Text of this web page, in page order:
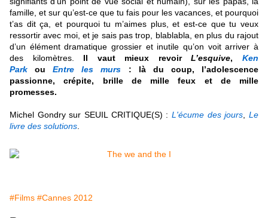
famille, et sur qu’est-ce que tu fais pour les vacances, et pourquoi
t’as dit ça, et pourquoi tu m’aimes plus, et est-ce que tu veux
ressortir avec moi, et je sais pas trop, blablabla, en plus du rajout
d’un élément dramatique grossier et inutile qu’on voit arriver à
des kilomètres. Il vaut mieux revoirL’esquive,Ken
Park ouEntre les murs : là du coup, l’adolescence
passionne, crépite, brille de mille feux et de mille
promesses.
Michel Gondry sur SEUIL CRITIQUE(S) : L'écume des jours ,Le
livre des solutions
#Films #Cannes 2012